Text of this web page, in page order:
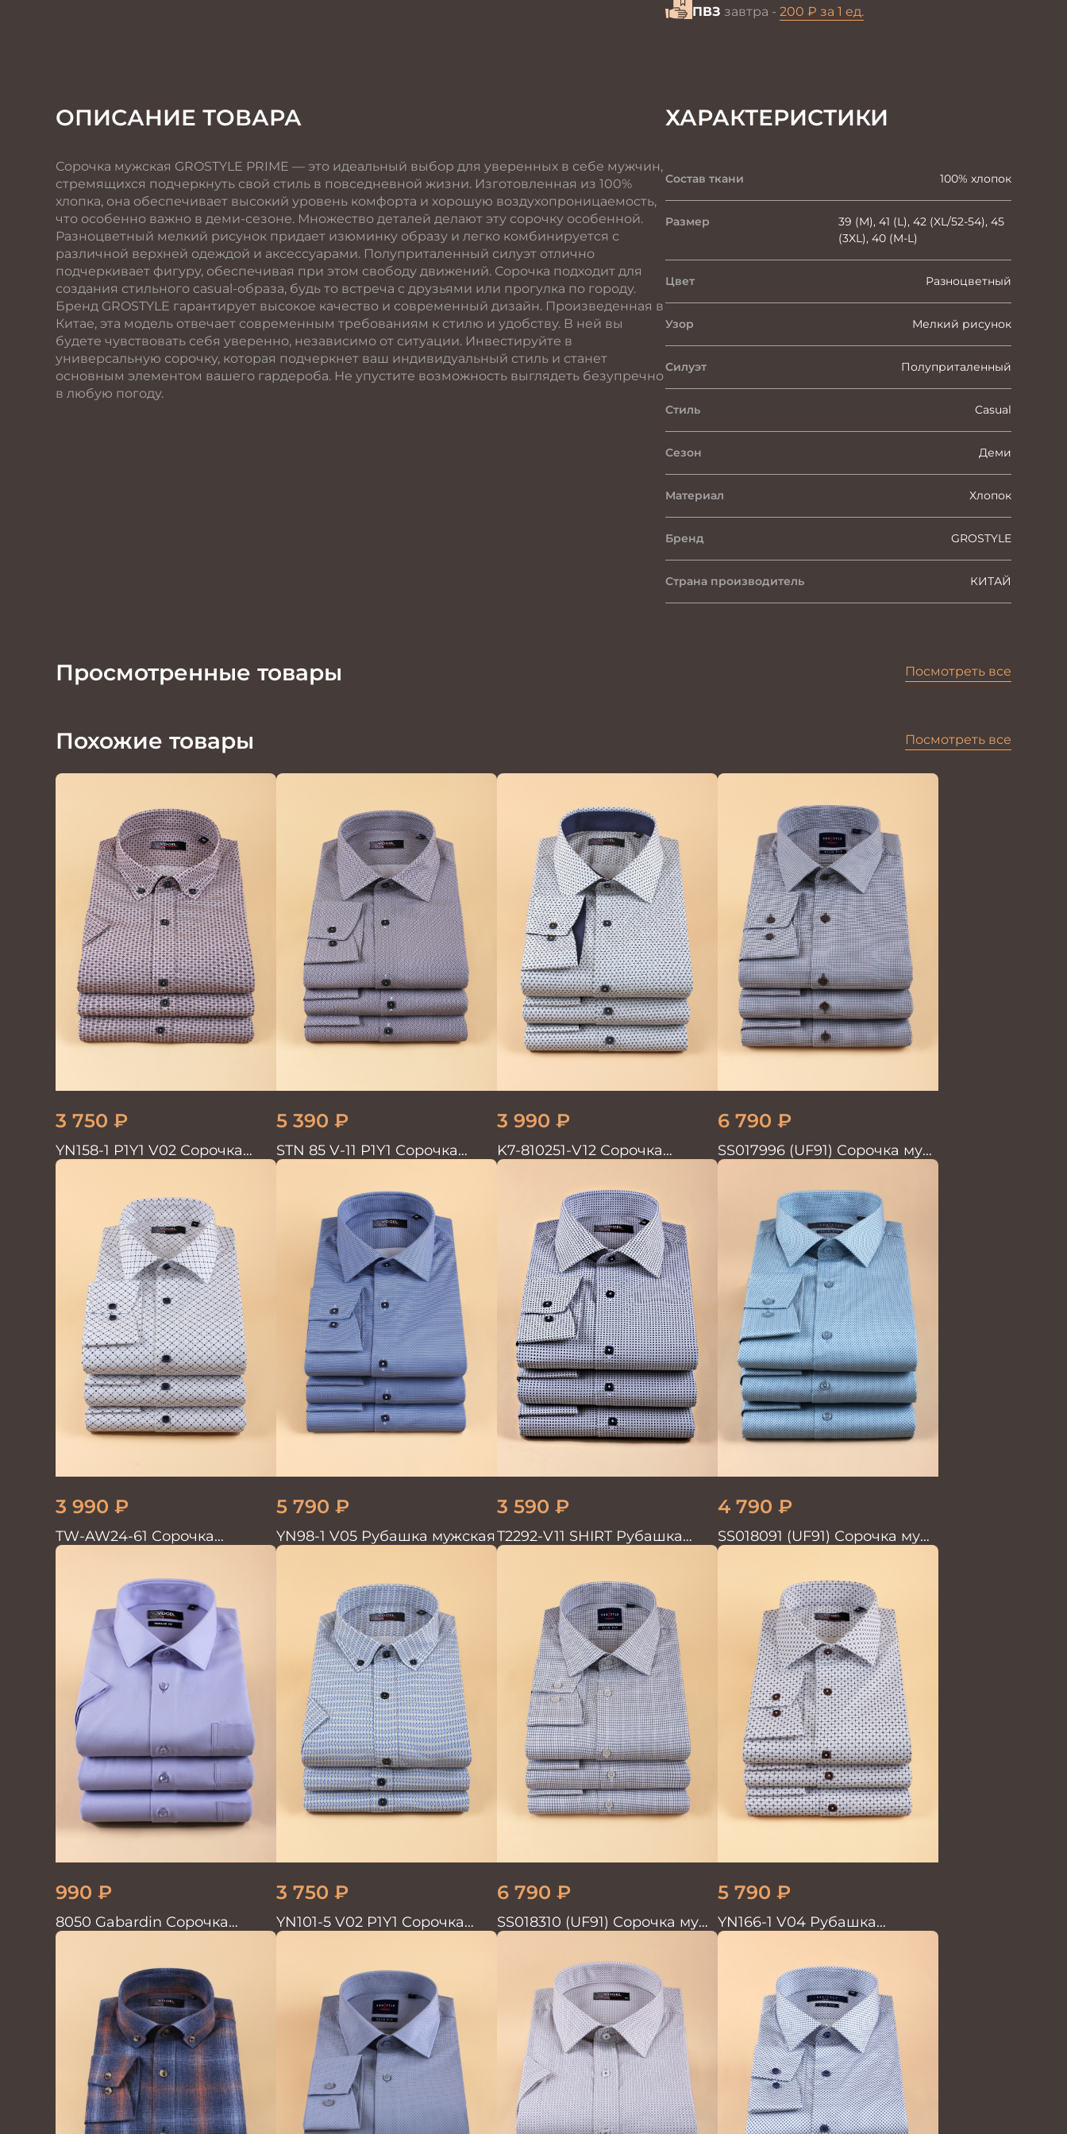
ПВЗ завтра - 200 ₽ за 1 ед.
ОПИСАНИЕ ТОВАРА
Сорочка мужская GROSTYLE PRIME — это идеальный выбор для уверенных в себе мужчин,
стремящихся подчеркнуть свой стиль в повседневной жизни. Изготовленная из 100%
хлопка, она обеспечивает высокий уровень комфорта и хорошую воздухопроницаемость,
что особенно важно в деми-сезоне. Множество деталей делают эту сорочку особенной.
Разноцветный мелкий рисунок придает изюминку образу и легко комбинируется с
различной верхней одеждой и аксессуарами. Полуприталенный силуэт отлично
подчеркивает фигуру, обеспечивая при этом свободу движений. Сорочка подходит для
создания стильного casual-образа, будь то встреча с друзьями или прогулка по городу.
Бренд GROSTYLE гарантирует высокое качество и современный дизайн. Произведенная в
Китае, эта модель отвечает современным требованиям к стилю и удобству. В ней вы
будете чувствовать себя уверенно, независимо от ситуации. Инвестируйте в
универсальную сорочку, которая подчеркнет ваш индивидуальный стиль и станет
основным элементом вашего гардероба. Не упустите возможность выглядеть безупречно
в любую погоду.
ХАРАКТЕРИСТИКИ
Состав ткани 100% хлопок
Размер
39 (M), 41 (L), 42 (XL/52-54), 45
(3XL), 40 (M-L)
Цвет Разноцветный
Узор Мелкий рисунок
Силуэт Полуприталенный
Стиль Casual
Сезон Деми
Материал Хлопок
Бренд GROSTYLE
Страна производитель КИТАЙ
Просмотренные товары Посмотреть все
Похожие товары Посмотреть все
3 750 ₽
YN158-1 P1Y1 V02 Сорочка
мужская кор.рукав
5 390 ₽
STN 85 V-11 P1Y1 Сорочка
мужская
3 990 ₽
K7-810251-V12 Сорочка
мужская
6 790 ₽
SS017996 (UF91) Сорочка муж.
GROSTYLE TRENDY
3 990 ₽
TW-AW24-61 Сорочка
мужская
5 790 ₽
YN98-1 V05 Рубашка мужская
3 590 ₽
T2292-V11 SHIRT Рубашка
мужская
4 790 ₽
SS018091 (UF91) Сорочка муж.
GROSTYLE PRIME
990 ₽
8050 Gabardin Сорочка
мужская кор.рукав
3 750 ₽
YN101-5 V02 P1Y1 Сорочка
мужская
6 790 ₽
SS018310 (UF91) Сорочка муж.
GROSTYLE TRENDY
5 790 ₽
YN166-1 V04 Рубашка
мужская